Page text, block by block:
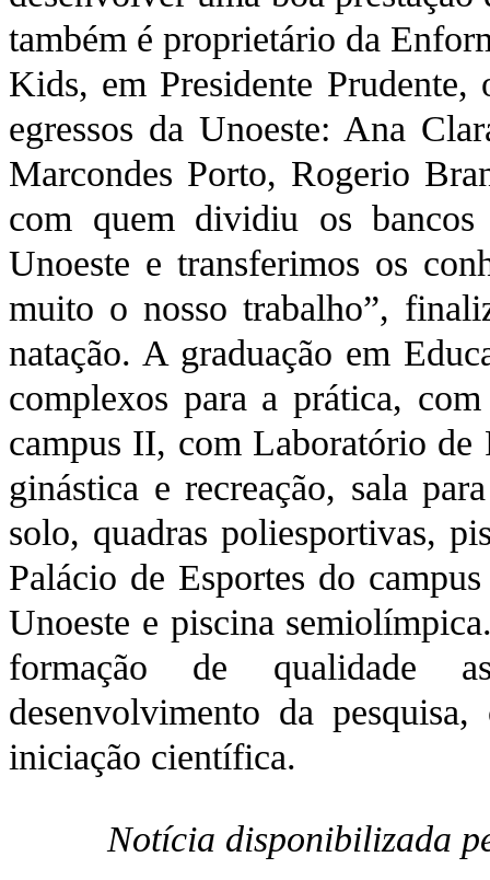
também é proprietário da
Kids, em Presidente
egressos da Unoeste: Ana
Marcondes Porto, Rogerio
com quem dividiu os bancos
Unoeste e transferimos os
muito o nosso trabalho”,
natação. A graduação em
complexos para a prática,
campus II, com Laboratório
ginástica e recreação, sala
solo, quadras poliesportivas,
Palácio de Esportes do
Unoeste e piscina
formação de qualidade
desenvolvimento da
iniciação científica.
Notícia disponibilizada